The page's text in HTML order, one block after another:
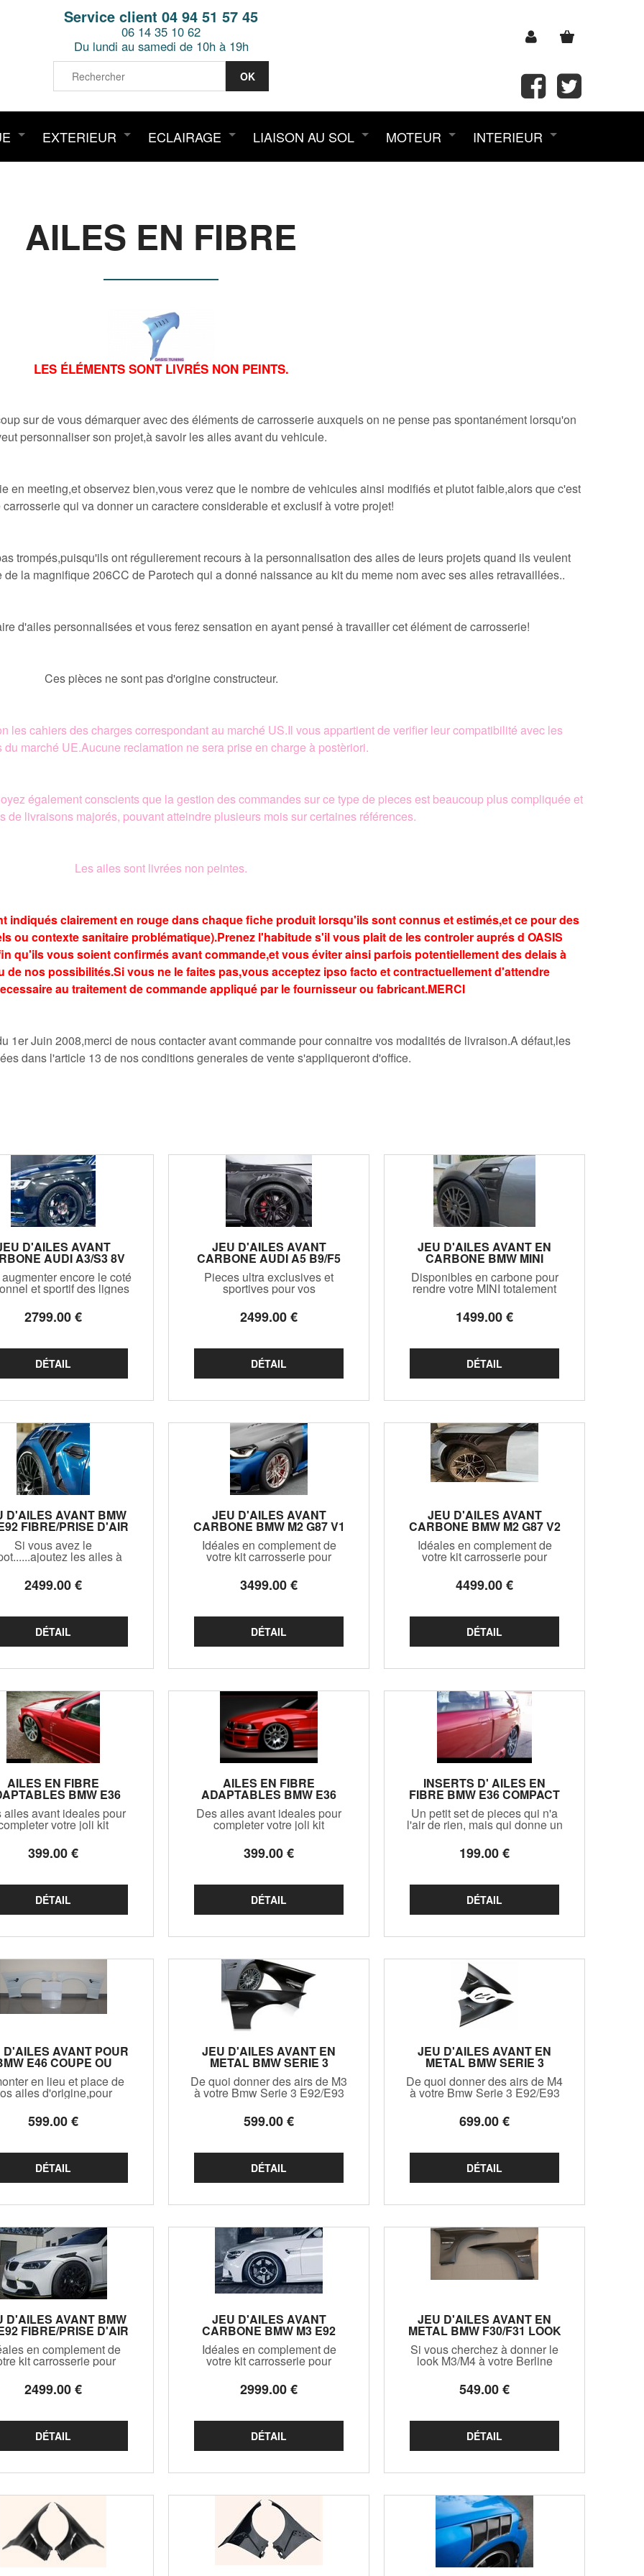
Service client 04 94 51 57 45
06 14 35 10 62
Du lundi au samedi de 10h à 19h
EXTERIEUR ECLAIRAGE LIAISON AU SOL MOTEUR INTERIEUR
AILES EN FIBRE
LES ÉLÉMENTS SONT LIVRÉS NON PEINTS.
sur de vous démarquer avec des éléments de carrosserie auxquels on ne pense pas spontanément lorsqu'on
personnaliser son projet,à savoir les ailes avant du vehicule.
en meeting,et observez bien,vous verez que le nombre de vehicules ainsi modifiés et plutot faible,alors que c'est
qui va donner un caractere considerable et exclusif à votre projet!
trompés,puisqu'ils ont régulierement recours à la personnalisation des ailes de leurs projets quand ils veulent
la magnifique 206CC de Parotech qui a donné naissance au kit du meme nom avec ses ailes retravaillées..
d'ailes personnalisées et vous ferez sensation en ayant pensé à travailler cet élément de carrosserie!
Ces pièces ne sont pas d'origine constructeur.
les cahiers des charges correspondant au marché US.Il vous appartient de verifier leur compatibilité avec les
du marché UE.Aucune reclamation ne sera prise en charge à postèriori.
également conscients que la gestion des commandes sur ce type de pieces est beaucoup plus compliquée et
de livraisons majorés, pouvant atteindre plusieurs mois sur certaines références.
Les ailes sont livrées non peintes.
indiqués clairement en rouge dans chaque fiche produit lorsqu'ils sont connus et estimés,et ce pour des
ou contexte sanitaire problématique).Prenez l'habitude s'il vous plait de les controler auprés d OASIS
qu'ils vous soient confirmés avant commande,et vous éviter ainsi parfois potentiellement des delais à
nos possibilités.Si vous ne le faites pas,vous acceptez ipso facto et contractuellement d'attendre
au traitement de commande appliqué par le fournisseur ou fabricant.MERCI
1er Juin 2008,merci de nous contacter avant commande pour connaitre vos modalités de livraison.A défaut,les
dans l'article 13 de nos conditions generales de vente s'appliqueront d'office.
D'AILES AVANT
AUDI A3/S3 8V
LIMOUSINE SEDAN
(2012/2019)encore le coté
et sportif des lignes
de votre A3 ou S3 8V
Sedan, on ne fait
pas mieux que ces
carbone !
2799.00€
JEU D'AILES AVANT
CARBONE AUDI A5 B9/F5
(2016/2024)
Pieces ultra exclusives et
sportives pour vos
Coupés/Cabriolets A5/S5 B9
avec ce magnifique rendu
profond etr classieux de la
2499.00€
JEU D'AILES AVANT EN
CARBONE BMW MINI
R50/R52/R53 (2001/2006)
Disponibles en carbone pour
rendre votre MINI totalement
1499.00€
D'AILES AVANT BMW
FIBRE/PRISE D'AIR
CARBONE (2016/2020)
Si vous avez le
les ailes à
votre M2 F87 ! Non
compatibles sur Serie 2
F22/F23
2499.00€
JEU D'AILES AVANT
CARBONE BMW M2 G87 V1
(2023+)
Idéales en complement de
votre kit carrosserie pour
donner encore plus de
caractere à votre sportive
Allemande! Modele specifique
pas sur les autres versions
G22
3499.00€
JEU D'AILES AVANT
CARBONE BMW M2 G87 V2
(2023+)
Idéales en complement de
votre kit carrosserie pour
donner encore plus de
caractere à votre sportive
Allemande! Modele specifique
pas sur les autres versions
G22
4499.00€
AILES EN FIBRE
BMW E36
OU COMPACT ST
LINE (1990/1999)
ailes avant ideales pour
votre joli kit
et la rendre encore
plus unique, votre E36 !!
399.00€
AILES EN FIBRE
ADAPTABLES BMW E36
COUPE OU CABRIOLET
(1990/1999)
Des ailes avant ideales pour
completer votre joli kit
carrosserie et la rendre encore
plus unique, votre E36 !!
399.00€
INSERTS D' AILES EN
FIBRE BMW E36 COMPACT
(1992/2000)
Un petit set de pieces qui n'a
l'air de rien, mais qui donne un
cachet trés personnel à votre
compact !!
199.00€
D'AILES AVANT POUR
E46 COUPE OU
CABRIOLET PHASE 1
M3 (1998/2001)
en lieu et place de
ailes d'origine,pour
encore le coté
et high tech de votre
Coupé ou cabriolet Phase
latéraux !
599.00€
JEU D'AILES AVANT EN
METAL BMW SERIE 3
E92/E93 LOOK M3
(2006/2013)
De quoi donner des airs de M3
à votre Bmw Serie 3 E92/E93
top niveau en metal avec
clignotants à leds dédiés !
599.00€
JEU D'AILES AVANT EN
METAL BMW SERIE 3
E92/E93 LOOK M4
(2006/2013)
De quoi donner des airs de M4
à votre Bmw Serie 3 E92/E93
top niveau en metal avec
clignotants déciés ! Attention,
bocal de lave glace de la M3
E92/E93 pour le montage de
ces ailes (non fo
699.00€
D'AILES AVANT BMW
FIBRE/PRISE D'AIR
(2007/2014)
en complement de
kit carrosserie pour
donner encore plus de
à votre sportive
Modele specifique
sur les autres versions
E92
2499.00€
JEU D'AILES AVANT
CARBONE BMW M3 E92
(2007/2014)
Idéales en complement de
votre kit carrosserie pour
donner encore plus de
caractere à votre sportive
Allemande! Modele specifique
pas sur les autres versions
E92
2999.00€
JEU D'AILES AVANT EN
METAL BMW F30/F31 LOOK
M3 F80 OU M4 F82
(2011/2019)
Si vous cherchez à donner le
look M3/M4 à votre Berline
ailes en métal y contribueront
grandement!Prises d'air
noir brillant,precisez lors de
votre commande!
549.00€